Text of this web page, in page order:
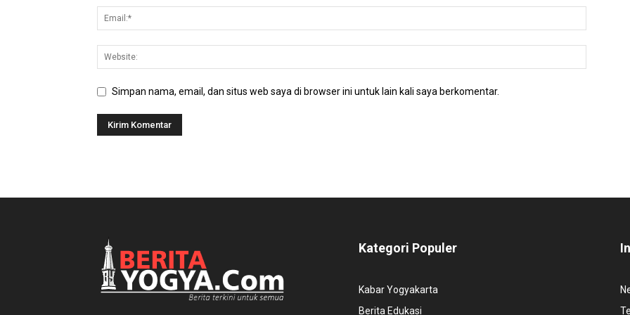
Simpan nama, email, dan situs web saya di browser ini untuk lain kali saya berkomentar.
Kategori Populer
Kabar Yogyakarta
Berita Edukasi